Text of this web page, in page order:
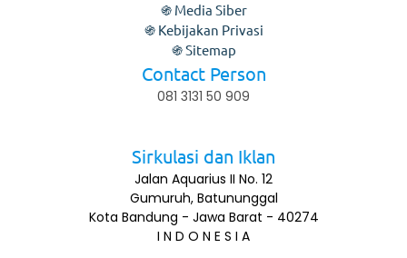
֍ Media Siber
֍ Kebijakan Privasi
֍ Sitemap
Contact Person
081 3131 50 909
Sirkulasi dan Iklan
Jalan Aquarius II No. 12
Gumuruh, Batununggal
Kota Bandung - Jawa Barat - 40274
I N D O N E S I A